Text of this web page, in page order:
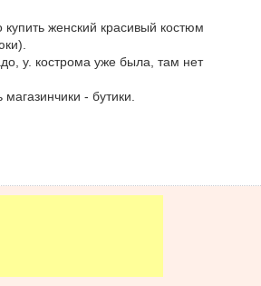
женский красивый костюм
у. кострома уже была, там нет
- бутики.